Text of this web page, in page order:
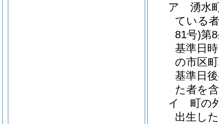
ア
湧水
ている者
81号)第
基準日
の市区
基準日
た者を
イ
町の
出生し